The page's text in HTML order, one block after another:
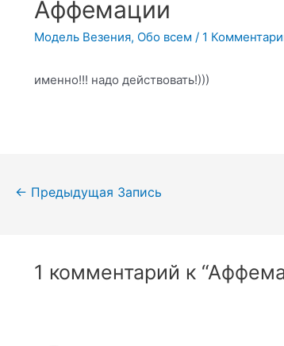
Аффемации
Модель Везения, Обо всем / 1
именно!!! надо действовать!)))
Навигация
← Предыдущая Запись
1 комментарий к